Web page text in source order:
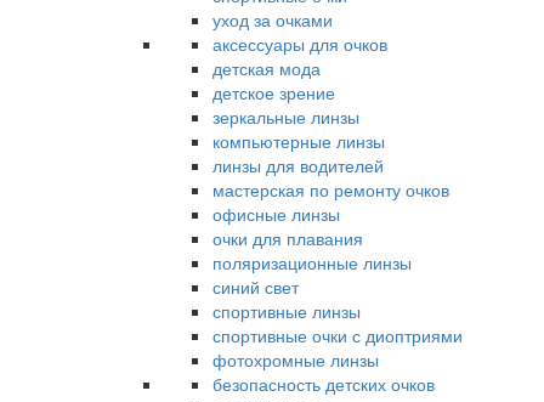
уход за очками
аксессуары для очков
детская мода
детское зрение
зеркальные линзы
компьютерные линзы
линзы для водителей
мастерская по ремонту очков
офисные линзы
очки для плавания
поляризационные линзы
синий свет
спортивные линзы
спортивные очки с диоптриями
фотохромные линзы
безопасность детских очков